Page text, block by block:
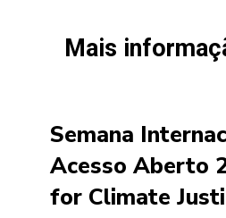
Mais
Semana
Acesso Aberto
for Climate